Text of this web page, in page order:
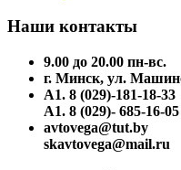
Наши контакты
9.00 до 20.00 пн-вс.
г. Минск, ул.
A1. 8 (029)-181-18-33
A1. 8 (029)- 685-16-05
avtovega@tut.by
skavtovega@mail.ru